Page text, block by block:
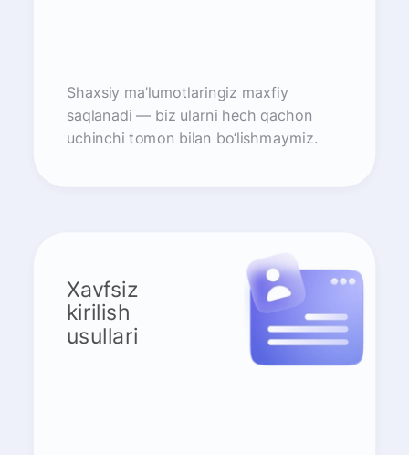
Shaxsiy ma’lumotlaringiz maxfiy
saqlanadi — biz ularni hech qachon
uchinchi tomon bilan bo‘lishmaymiz.
Xavfsiz
kirilish
usullari